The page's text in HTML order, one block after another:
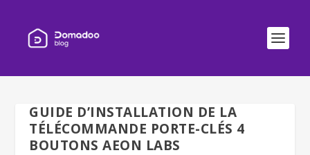
GUIDE D’INSTALLATION DE LA
TÉLÉCOMMANDE PORTE-CLÉS 4
BOUTONS AEON LABS